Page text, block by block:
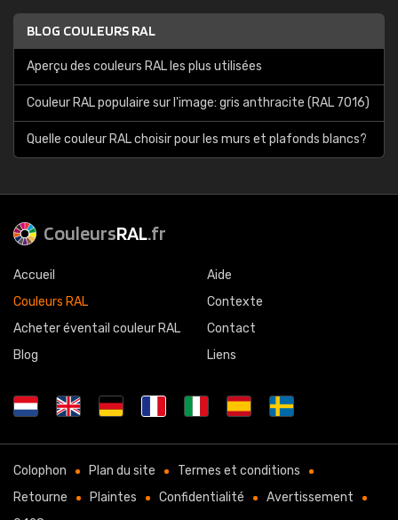
BLOG COULEURS RAL
Aperçu des couleurs RAL les plus utilisées
Couleur RAL populaire sur l'image: gris anthracite (RAL 7016)
Quelle couleur RAL choisir pour les murs et plafonds blancs?
CouleursRAL.fr
Accueil
Couleurs RAL
Acheter éventail couleur RAL
Blog
Aide
Contexte
Contact
Liens
Colophon Plan du site
Termes et conditions
Retourne
Plaintes Confidentialité
Avertissement